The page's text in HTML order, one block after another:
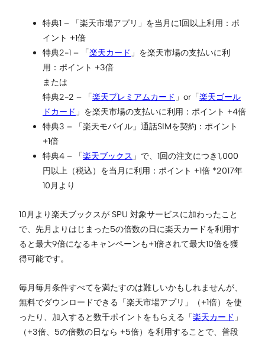
特典1 – 「楽天市場アプリ」を当月に1回以上利用：ポ
イント +1倍
特典2-1 – 「楽天カード 」を楽天市場の支払いに利
用：ポイント +3倍
または
特典2-2 – 「楽天プレミアムカード 」or「楽天ゴール
ドカード 」を楽天市場の支払いに利用：ポイント +4倍
特典3 – 「楽天モバイル」通話SIMを契約：ポイント
+1倍
特典4 – 「楽天ブックス 」で、1回の注文につき1,000
円以上（税込）を当月に利用：ポイント +1倍 *2017年
10月より
10月より楽天ブックスが SPU 対象サービスに加わったこと
で、先月よりはじまった5の倍数の日に楽天カードを利用す
ると最大9倍になるキャンペーンも+1倍されて最大10倍を獲
得可能です。
毎月毎月条件すべてを満たすのは難しいかもしれませんが、
無料でダウンロードできる「楽天市場アプリ」（+1倍）を使
ったり、加入すると数千ポイントをもらえる「楽天カード 」
（+3倍、5の倍数の日なら +5倍）を利用することで、普段